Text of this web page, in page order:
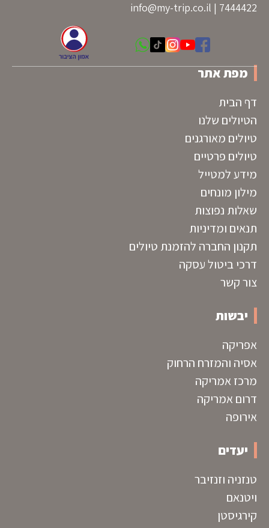
7444422 |
info@my-trip.co.il
מפת אתר
דף הבית
הטיולים שלנו
טיולים מאורגנים
טיולים פרטיים
מידע למטייל
מילון מונחים
שאלות נפוצות
תנאים ומדיניות
תקנון החברה להזמנת טיולים
דרכי ביטול עסקה
צור קשר
יבשות
אפריקה
אסיה והמזרח הרחוק
מרכז אמריקה
דרום אמריקה
אירופה
יעדים
טנזניה וזנזיבר
ויטנאם
קירגיסטן